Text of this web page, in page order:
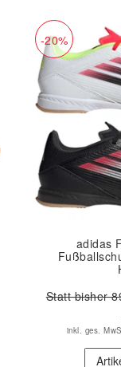
-20%
adidas
Statt bisher
inkl. ges.